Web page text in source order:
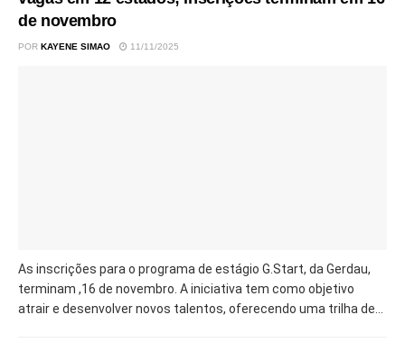
de novembro
POR KAYENE SIMAO 11/11/2025
As inscrições para o programa de estágio G.Start, da Gerdau,
terminam ,16 de novembro. A iniciativa tem como objetivo
atrair e desenvolver novos talentos, oferecendo uma trilha de...